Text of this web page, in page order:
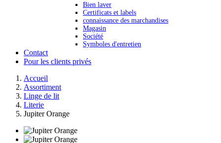
Bien laver
Certificats et labels
connaissance des marchandises
Magasin
Société
Symboles d'entretien
Contact
Pour les clients privés
Accueil
Assortiment
Linge de lit
Literie
Jupiter Orange